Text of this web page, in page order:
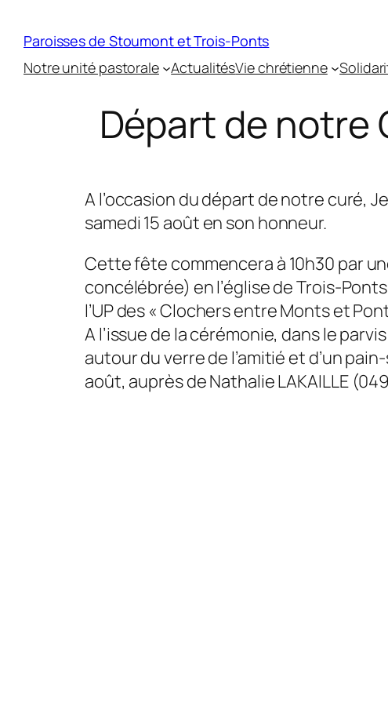
Paroisses de Stoumont et Trois-Ponts
Notre unité pastorale
ActualitésVie chrétienne
Départ de notre
A l’occasion du départ de notre curé,
samedi 15 août en son honneur.
Cette fête commencera à 10h30 par
concélébrée) en l’église de Trois-
l’UP des « Clochers entre Monts et
A l’issue de la cérémonie, dans le
autour du verre de l’amitié et d’un
août, auprès de Nathalie LAKAILLE